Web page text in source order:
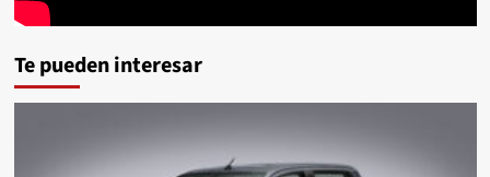
Te pueden interesar